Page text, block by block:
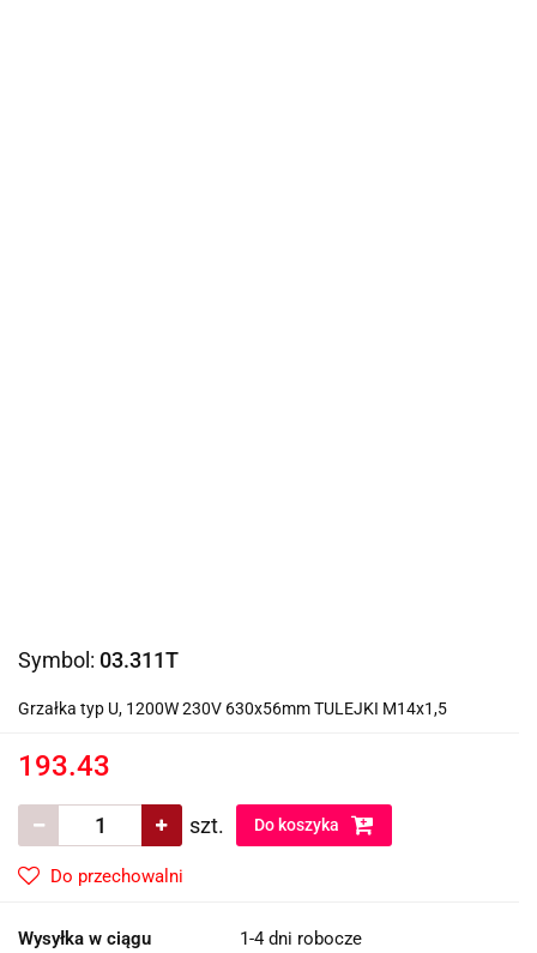
Symbol: 03.311T
Grzałka typ U, 1200W 230V 630x56mm TULEJKI M14x1,5
193.43
szt. Do koszyka
Do przechowalni
Wysyłka w ciągu 1-4 dni robocze